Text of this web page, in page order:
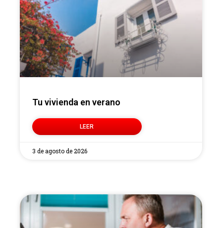
Tu vivienda en verano
LEER
3 de agosto de 2026